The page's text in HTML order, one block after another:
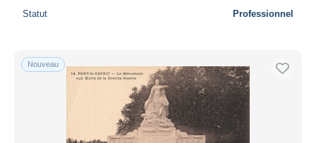
Statut Professionnel
Nouveau